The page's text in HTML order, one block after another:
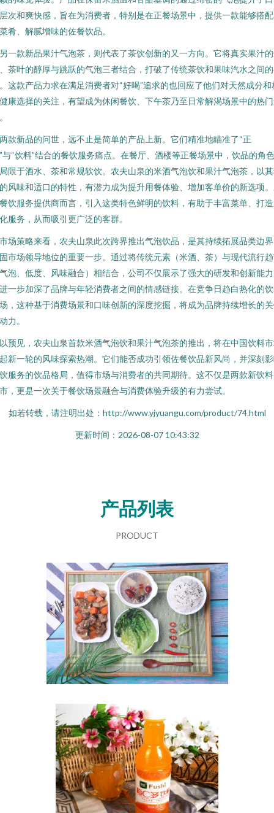
次和爽快感，旨在为消费者，特别是在正餐场景中，提供一款能够搭
肴、解腻增味的佐餐饮品。
一款新品果汁气泡茶，则代表了茶饮创新的又一方向。它将真实果汁
茶叶的醇厚与跳跃的气泡三者结合，打破了传统茶饮和果味汽水之间
这款产品力求在满足消费者对“好喝”追求的也回应了他们对天然成分和
康选择的关注，有望成为休闲餐饮、下午茶乃至日常解渴场景中的热
款新品的问世，远不止是简单的产品上新。它们精准地瞄准了“正
与“饮料”结合的餐饮服务痛点。在餐厅、酒楼等正餐场景中，饮品的角
限于酒水、茶和常规软饮。农夫山泉的米酒气泡饮和果汁气泡茶，以
风味和适口的特性，有潜力成为提升用餐体验、增加客单价的新选项
饮服务提供商而言，引入这类特色鲜明的饮料，有助于丰富菜单、打
服务，从而吸引更广泛的客群。
场策略来看，农夫山泉此次跨界推出气泡饮品，是其持续拓展品类边
市场领导地位的重要一步。通过将传统元素（米酒、茶）与现代流行
泡、低度、风味融合）相结合，公司不仅展示了强大的研发和创新能
一步加深了品牌与年轻消费者之间的情感链接。在竞争日趋白热化的
，这种基于消费场景和口味创新的深度挖掘，将成为品牌持续增长的
力。
预见，农夫山泉首款米酒气泡饮和果汁气泡茶的推出，将在中国饮料
新一轮的风味探索热潮。它们能否成功引领佐餐饮品新风尚，并深刻
服务的饮品格局，值得市场与消费者的共同期待。这不仅是两款新饮
，更是一次关于餐饮场景融合与消费体验升级的有力尝试。
如若转载，请注明出处：http://www.yjyuangu.com/product/74.html
更新时间：2026-08-07 10:43:32
产品列表
PRODUCT